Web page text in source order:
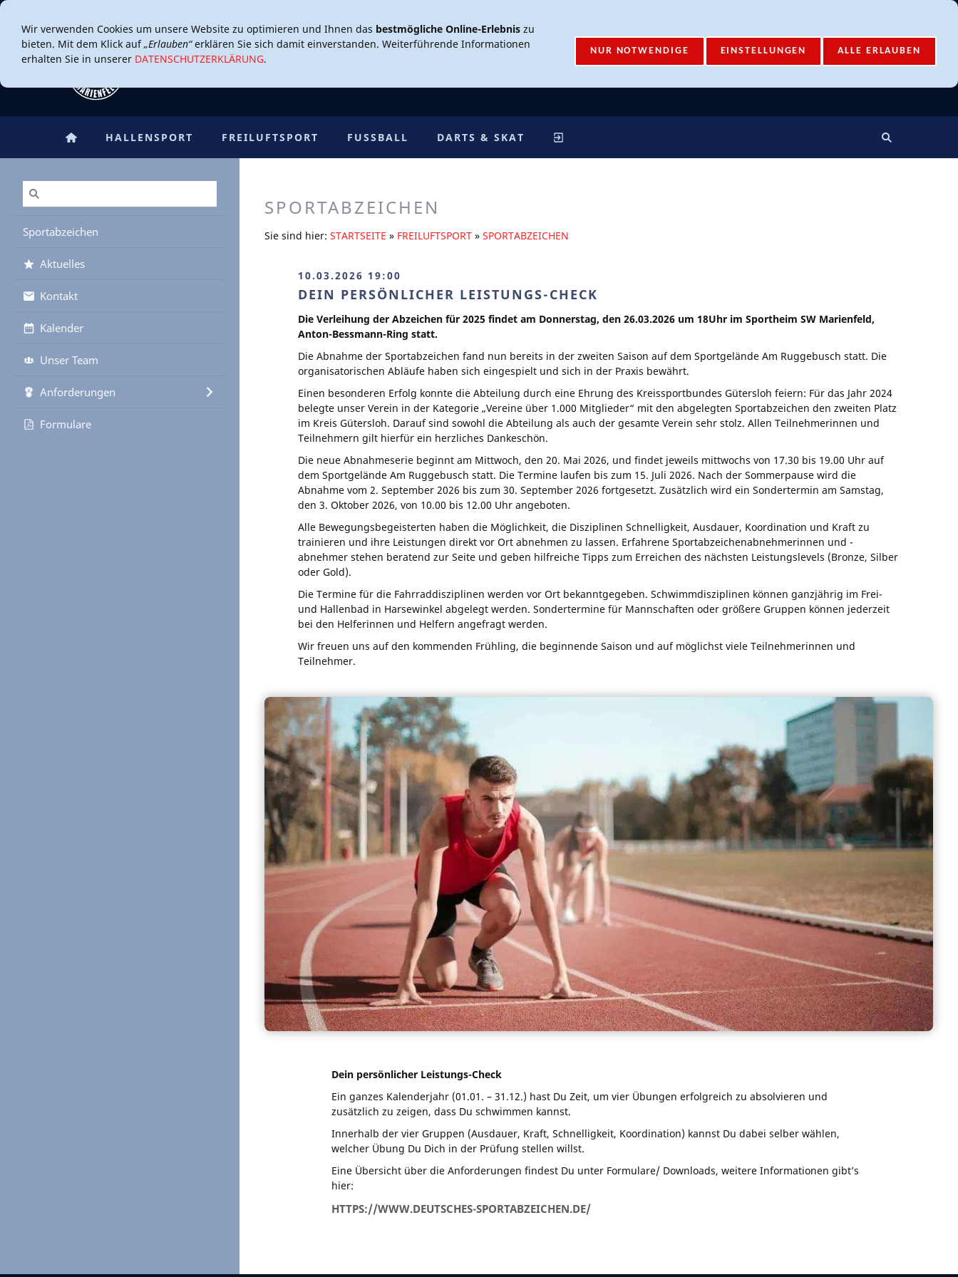
HALLENSPORT FREILUFTSPORT FUSSBALL DARTS & SKAT
Sportabzeichen
Aktuelles
Kontakt
Kalender
Unser Team
Anforderungen
Formulare
SPORTABZEICHEN
Sie sind hier: STARTSEITE » FREILUFTSPORT » SPORTABZEICHEN
10.03.2026 19:00
DEIN PERSÖNLICHER LEISTUNGS-CHECK
Die Verleihung der Abzeichen für 2025 findet am Donnerstag, den 26.03.2026 um 18Uhr im Sportheim SW Marienfeld,
Anton-Bessmann-Ring statt.
Die Abnahme der Sportabzeichen fand nun bereits in der zweiten Saison auf dem Sportgelände Am Ruggebusch statt. Die
organisatorischen Abläufe haben sich eingespielt und sich in der Praxis bewährt.
Einen besonderen Erfolg konnte die Abteilung durch eine Ehrung des Kreissportbundes Gütersloh feiern: Für das Jahr 2024
belegte unser Verein in der Kategorie „Vereine über 1.000 Mitglieder“ mit den abgelegten Sportabzeichen den zweiten Platz
im Kreis Gütersloh. Darauf sind sowohl die Abteilung als auch der gesamte Verein sehr stolz. Allen Teilnehmerinnen und
Teilnehmern gilt hierfür ein herzliches Dankeschön.
Die neue Abnahmeserie beginnt am Mittwoch, den 20. Mai 2026, und findet jeweils mittwochs von 17.30 bis 19.00 Uhr auf
dem Sportgelände Am Ruggebusch statt. Die Termine laufen bis zum 15. Juli 2026. Nach der Sommerpause wird die
Abnahme vom 2. September 2026 bis zum 30. September 2026 fortgesetzt. Zusätzlich wird ein Sondertermin am Samstag,
den 3. Oktober 2026, von 10.00 bis 12.00 Uhr angeboten.
Alle Bewegungsbegeisterten haben die Möglichkeit, die Disziplinen Schnelligkeit, Ausdauer, Koordination und Kraft zu
trainieren und ihre Leistungen direkt vor Ort abnehmen zu lassen. Erfahrene Sportabzeichenabnehmerinnen und -
abnehmer stehen beratend zur Seite und geben hilfreiche Tipps zum Erreichen des nächsten Leistungslevels (Bronze, Silber
oder Gold).
Die Termine für die Fahrraddisziplinen werden vor Ort bekanntgegeben. Schwimmdisziplinen können ganzjährig im Frei-
und Hallenbad in Harsewinkel abgelegt werden. Sondertermine für Mannschaften oder größere Gruppen können jederzeit
bei den Helferinnen und Helfern angefragt werden.
Wir freuen uns auf den kommenden Frühling, die beginnende Saison und auf möglichst viele Teilnehmerinnen und
Teilnehmer.
Dein persönlicher Leistungs-Check
Ein ganzes Kalenderjahr (01.01. – 31.12.) hast Du Zeit, um vier Übungen erfolgreich zu absolvieren und
zusätzlich zu zeigen, dass Du schwimmen kannst.
Innerhalb der vier Gruppen (Ausdauer, Kraft, Schnelligkeit, Koordination) kannst Du dabei selber wählen,
welcher Übung Du Dich in der Prüfung stellen willst.
Eine Übersicht über die Anforderungen findest Du unter Formulare/ Downloads, weitere Informationen gibt’s
hier:
HTTPS://WWW.DEUTSCHES-SPORTABZEICHEN.DE/
Wir verwenden Cookies um unsere Website zu optimieren und Ihnen das bestmögliche Online-Erlebnis zu
bieten. Mit dem Klick auf„Erlauben“erklären Sie sich damit einverstanden. Weiterführende Informationen
erhalten Sie in unserer DATENSCHUTZERKLÄRUNG.
NUR NOTWENDIGE EINSTELLUNGEN ALLE ERLAUBEN